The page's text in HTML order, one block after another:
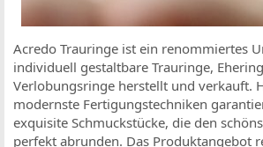
Acredo Trauringe ist ein renommiertes
individuell gestaltbare Trauringe,
Verlobungsringe herstellt und verkauft.
modernste Fertigungstechniken
exquisite Schmuckstücke, die den
perfekt abrunden. Das Produktangebot